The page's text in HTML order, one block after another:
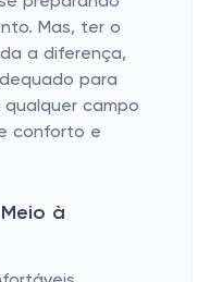
Mas, ter o
a diferença,
para
campo
conforto e
à